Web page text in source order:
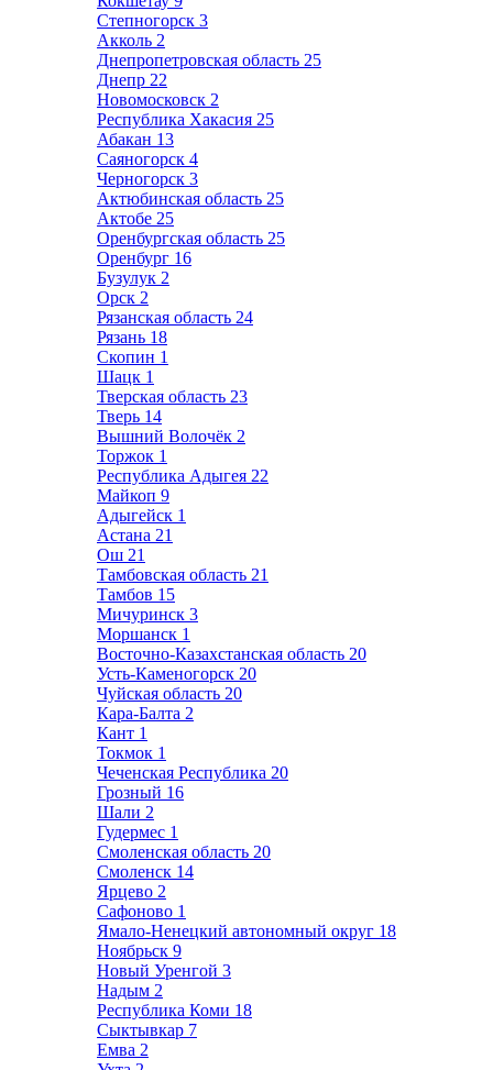
Степногорск 3
Акколь 2
Днепропетровская область 25
Днепр 22
Новомосковск 2
Республика Хакасия 25
Абакан 13
Саяногорск 4
Черногорск 3
Актюбинская область 25
Актобе 25
Оренбургская область 25
Оренбург 16
Бузулук 2
Орск 2
Рязанская область 24
Рязань 18
Скопин 1
Шацк 1
Тверская область 23
Тверь 14
Вышний Волочёк 2
Торжок 1
Республика Адыгея 22
Майкоп 9
Адыгейск 1
Астана 21
Ош 21
Тамбовская область 21
Тамбов 15
Мичуринск 3
Моршанск 1
Восточно-Казахстанская область 20
Усть-Каменогорск 20
Чуйская область 20
Кара-Балта 2
Кант 1
Токмок 1
Чеченская Республика 20
Грозный 16
Шали 2
Гудермес 1
Смоленская область 20
Смоленск 14
Ярцево 2
Сафоново 1
Ямало-Ненецкий автономный округ 18
Ноябрьск 9
Новый Уренгой 3
Надым 2
Республика Коми 18
Сыктывкар 7
Емва 2